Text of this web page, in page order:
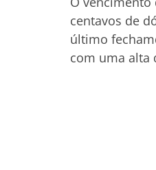
centavos de
último
com uma alta